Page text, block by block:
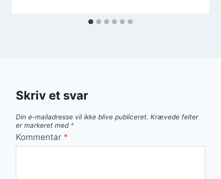
Skriv et svar
Din e-mailadresse vil ikke blive publiceret. Krævede felter
er markeret med *
Kommentar *